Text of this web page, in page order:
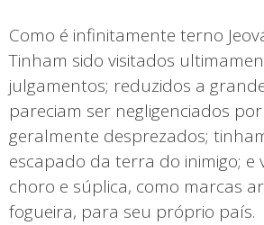
Como é infinitamente terno
Tinham sido visitados
julgamentos; reduzidos a
pareciam ser negligenciados
geralmente desprezados;
escapado da terra do inimigo; e
choro e súplica, como marcas
fogueira, para seu próprio país.